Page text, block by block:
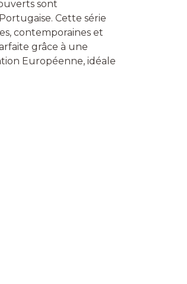
sont
Cette série
contemporaines et
grâce à une
Européenne, idéale